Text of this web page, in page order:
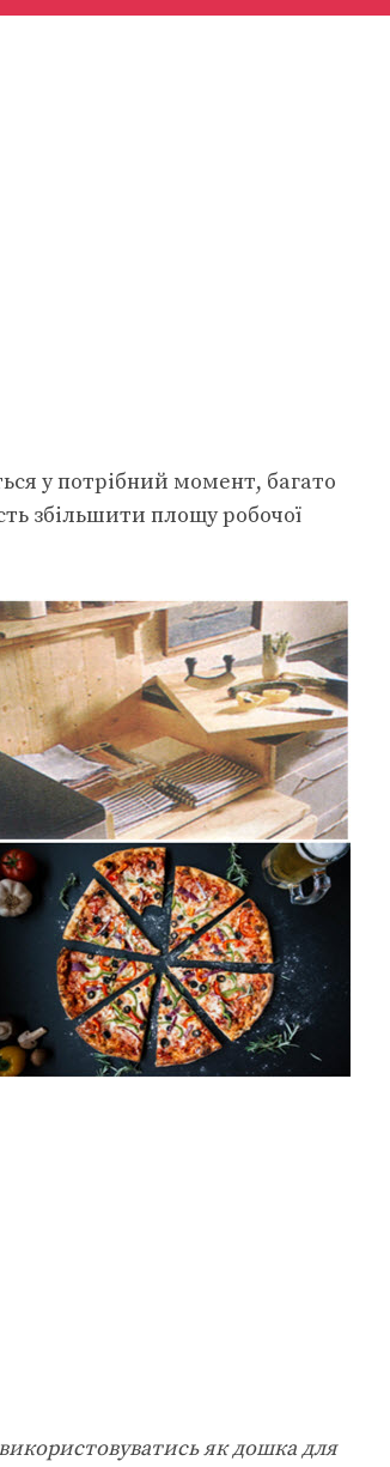
у потрібний момент, багато
збільшити площу робочої
як дошка для